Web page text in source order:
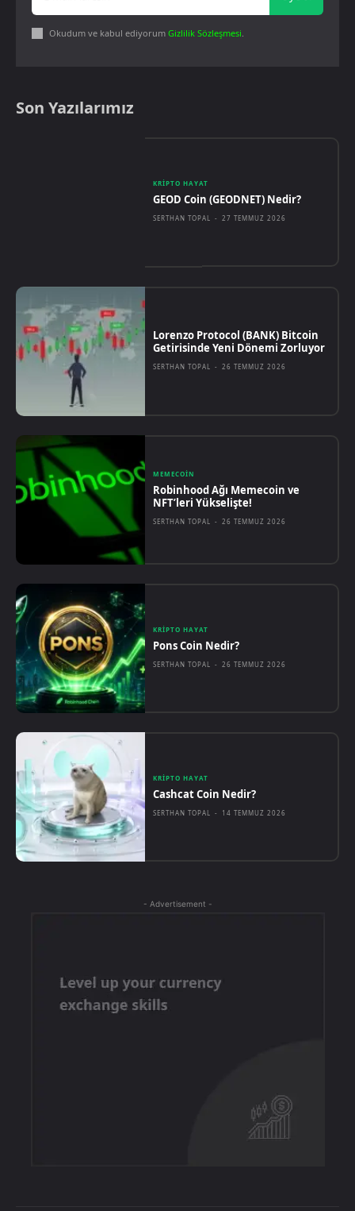
Okudum ve kabul ediyorum Gizlilik Sözleşmesi.
Son Yazılarımız
KRIPTO HAYAT
GEOD Coin (GEODNET) Nedir?
SERTHAN TOPAL - 27 TEMMUZ 2026
Lorenzo Protocol (BANK) Bitcoin
Getirisinde Yeni Dönemi Zorluyor
SERTHAN TOPAL - 26 TEMMUZ 2026
MEMECOIN
Robinhood Ağı Memecoin ve
NFT’leri Yükselişte!
SERTHAN TOPAL - 26 TEMMUZ 2026
KRIPTO HAYAT
Pons Coin Nedir?
SERTHAN TOPAL - 26 TEMMUZ 2026
KRIPTO HAYAT
Cashcat Coin Nedir?
SERTHAN TOPAL - 14 TEMMUZ 2026
- Advertisement -